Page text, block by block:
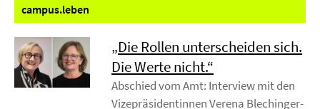
campus.leben
„Die Rollen unterscheiden sich.
Die Werte nicht.“
Abschied vom Amt: Interview mit den
Vizepräsidentinnen Verena Blechinger-